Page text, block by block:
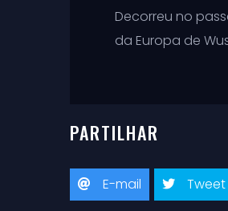
Decorreu no
da Europa de
PARTILHAR
E-mail Tweet